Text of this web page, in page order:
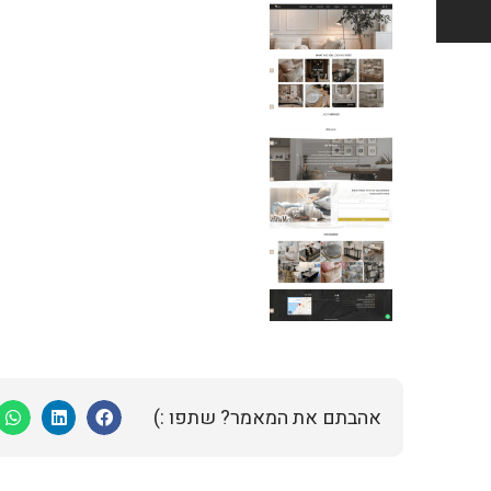
אהבתם את המאמר? שתפו :)